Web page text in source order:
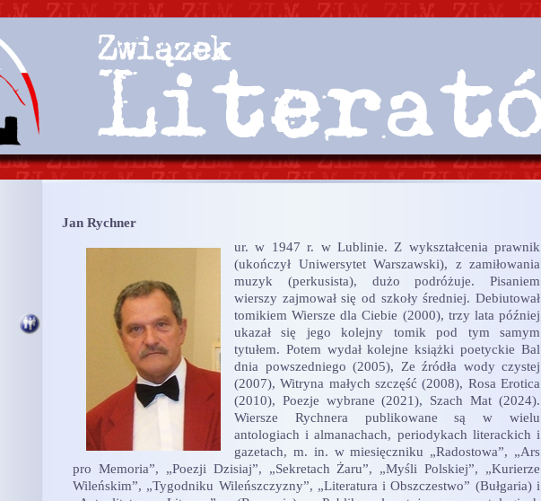
Jan Rychner
ur. w 1947 r. w Lublinie. Z wykształcenia prawnik
(ukończył Uniwersytet Warszawski), z zamiłowania
muzyk (perkusista), dużo podróżuje. Pisaniem
wierszy zajmował się od szkoły średniej. Debiutował
tomikiem Wiersze dla Ciebie (2000), trzy lata później
ukazał się jego kolejny tomik pod tym samym
tytułem. Potem wydał kolejne książki poetyckie Bal
dnia powszedniego (2005), Ze źródła wody czystej
(2007), Witryna małych szczęść (2008), Rosa Erotica
(2010), Poezje wybrane (2021), Szach Mat (2024).
Wiersze Rychnera publikowane są w wielu
antologiach i almanachach, periodykach literackich i
gazetach, m. in. w miesięczniku „Radostowa”, „Ars
pro Memoria”, „Poezji Dzisiaj”, „Sekretach Żaru”, „Myśli Polskiej”, „Kurierze
Wileńskim”, „Tygodniku Wileńszczyzny”, „Literatura i Obszczestwo” (Bułgaria) i